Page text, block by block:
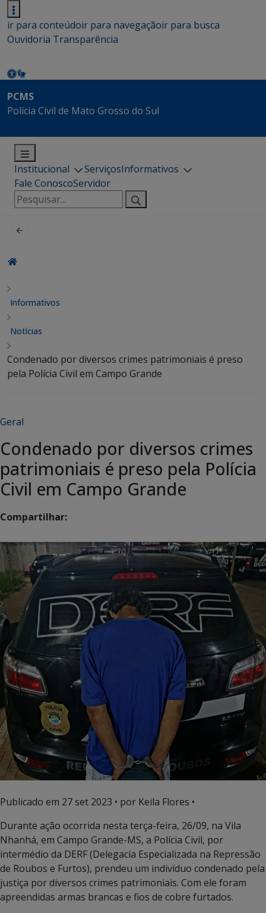
ir para conteúdoir para navegaçãoir para busca
Ouvidoria Transparência
PCMS
Polícia Civil de Mato Grosso do Sul
Institucional ServiçosInformativos
Fale ConoscoServidor
Pesquisar
por:
Informativos
Notícias
Condenado por diversos crimes patrimoniais é preso
pela Polícia Civil em Campo Grande
Geral
Condenado por diversos crimes
patrimoniais é preso pela Polícia
Civil em Campo Grande
Compartilhar:
Publicado em 27 set 2023 • por Keila Flores •
Durante ação ocorrida nesta terça-feira, 26/09, na Vila
Nhanhá, em Campo Grande-MS, a Polícia Civil, por
intermédio da DERF (Delegacia Especializada na Repressão
de Roubos e Furtos), prendeu um indivíduo condenado pela
justiça por diversos crimes patrimoniais. Com ele foram
apreendidas armas brancas e fios de cobre furtados.